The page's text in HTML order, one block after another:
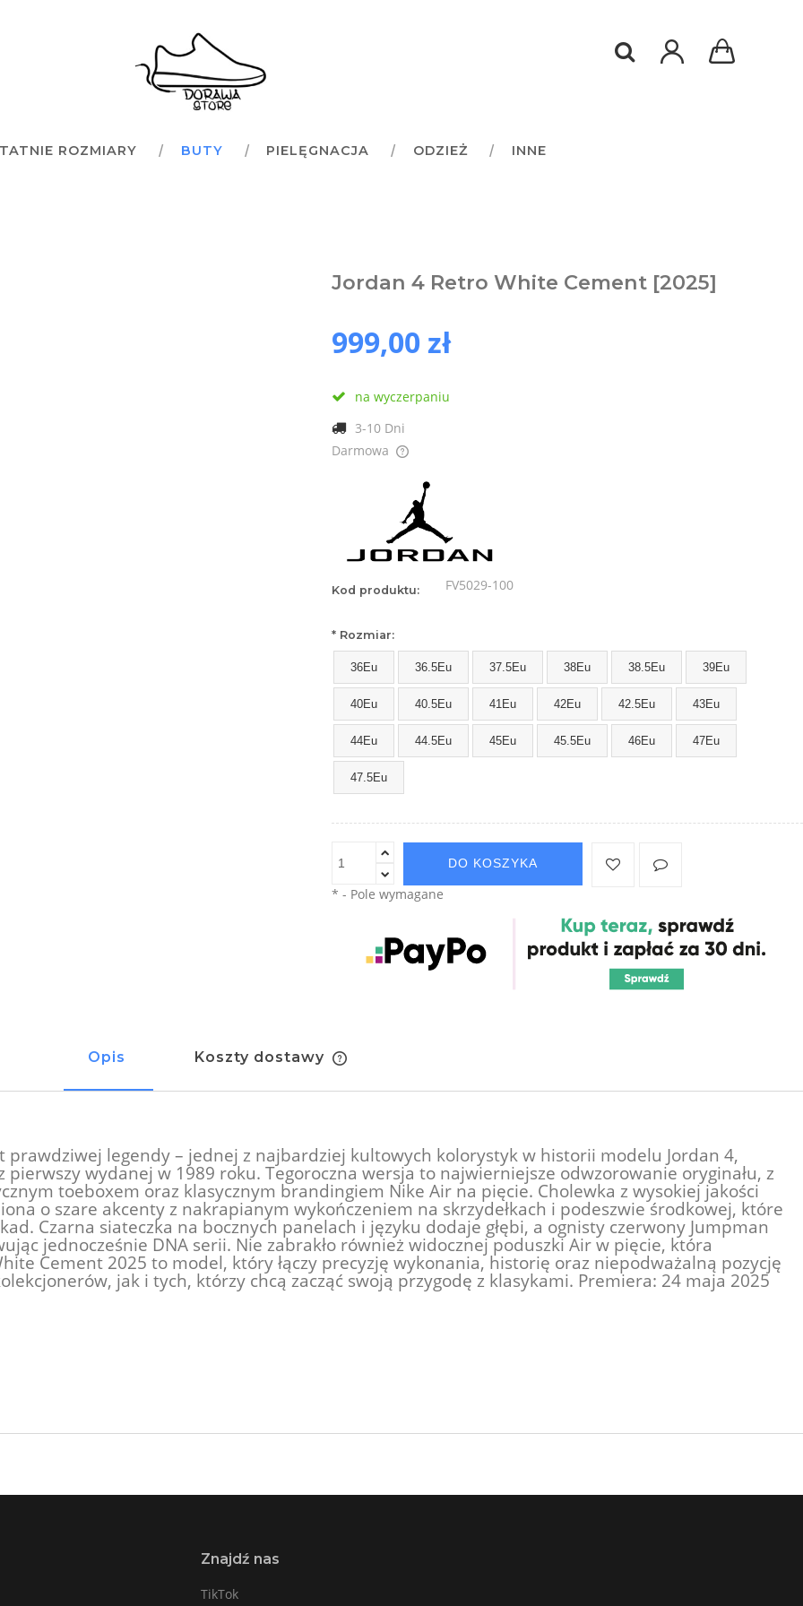
ROZMIARY BUTY PIELĘGNACJA ODZIEŻ INNE
Jordan 4 Retro White Cement [2025]
999,00 zł
na wyczerpaniu
3-10 Dni
Darmowa
Kod produktu: FV5029-100
* Rozmiar:
36Eu 36.5Eu 37.5Eu 38Eu 38.5Eu 39Eu
40Eu 40.5Eu 41Eu 42Eu 42.5Eu 43Eu
44Eu 44.5Eu 45Eu 45.5Eu 46Eu 47Eu
47.5Eu
DO KOSZYKA
* - Pole wymagane
Opis Koszty dostawy
legendy – jednej z najbardziej kultowych kolorystyk w historii modelu Jordan 4,
wydanej w 1989 roku. Tegoroczna wersja to najwierniejsze odwzorowanie oryginału, z
toeboxem oraz klasycznym brandingiem Nike Air na pięcie. Cholewka z wysokiej jakości
o szare akcenty z nakrapianym wykończeniem na skrzydełkach i podeszwie środkowej, które
Czarna siateczka na bocznych panelach i języku dodaje głębi, a ognisty czerwony Jumpman
jednocześnie DNA serii. Nie zabrakło również widocznej poduszki Air w pięcie, która
Cement 2025 to model, który łączy precyzję wykonania, historię oraz niepodważalną pozycję
jak i tych, którzy chcą zacząć swoją przygodę z klasykami. Premiera: 24 maja 2025
Znajdź nas
TikTok